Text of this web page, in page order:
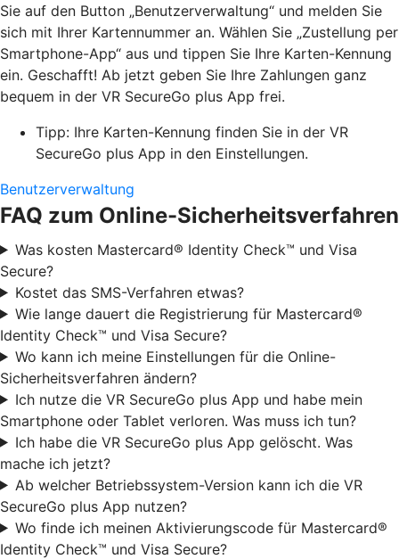
Sie auf den Button „Benutzerverwaltung“ und melden Sie
sich mit Ihrer Kartennummer an. Wählen Sie „Zustellung per
Smartphone-App“ aus und tippen Sie Ihre Karten-Kennung
ein. Geschafft! Ab jetzt geben Sie Ihre Zahlungen ganz
bequem in der VR SecureGo plus App frei.
Tipp: Ihre Karten-Kennung finden Sie in der VR
SecureGo plus App in den Einstellungen.
Benutzerverwaltung
FAQ zum Online-Sicherheitsverfahren
Was kosten Mastercard® Identity Check™ und Visa
Secure?
Kostet das SMS-Verfahren etwas?
Wie lange dauert die Registrierung für Mastercard®
Identity Check™ und Visa Secure?
Wo kann ich meine Einstellungen für die Online-
Sicherheitsverfahren ändern?
Ich nutze die VR SecureGo plus App und habe mein
Smartphone oder Tablet verloren. Was muss ich tun?
Ich habe die VR SecureGo plus App gelöscht. Was
mache ich jetzt?
Ab welcher Betriebssystem-Version kann ich die VR
SecureGo plus App nutzen?
Wo finde ich meinen Aktivierungscode für Mastercard®
Identity Check™ und Visa Secure?